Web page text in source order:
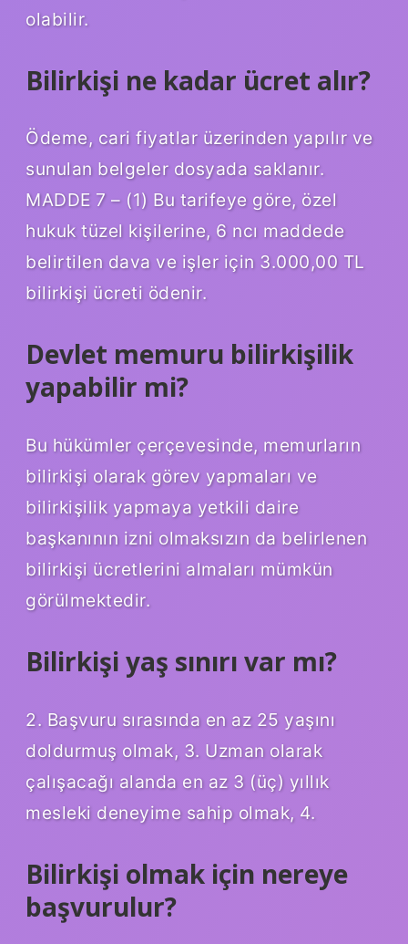
olabilir.
Bilirkişi ne kadar ücret alır?
Ödeme, cari fiyatlar üzerinden yapılır ve
sunulan belgeler dosyada saklanır.
MADDE 7 – (1) Bu tarifeye göre, özel
hukuk tüzel kişilerine, 6 ncı maddede
belirtilen dava ve işler için 3.000,00 TL
bilirkişi ücreti ödenir.
Devlet memuru bilirkişilik
yapabilir mi?
Bu hükümler çerçevesinde, memurların
bilirkişi olarak görev yapmaları ve
bilirkişilik yapmaya yetkili daire
başkanının izni olmaksızın da belirlenen
bilirkişi ücretlerini almaları mümkün
görülmektedir.
Bilirkişi yaş sınırı var mı?
2. Başvuru sırasında en az 25 yaşını
doldurmuş olmak, 3. Uzman olarak
çalışacağı alanda en az 3 (üç) yıllık
mesleki deneyime sahip olmak, 4.
Bilirkişi olmak için nereye
başvurulur?